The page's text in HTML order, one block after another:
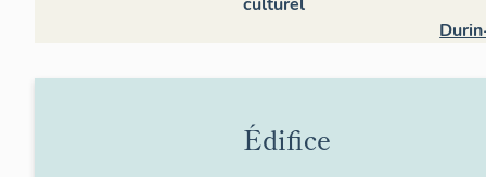
Édifice